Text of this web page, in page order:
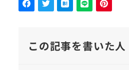
この記事を書いた人